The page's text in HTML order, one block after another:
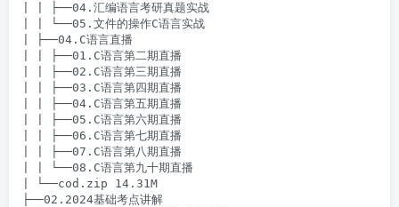
| | ├──04.汇编语言考研真题实战
| | └──05.文件的操作C语言实战
| ├──04.C语言直播
| | ├──01.C语言第二期直播
| | ├──02.C语言第三期直播
| | ├──03.C语言第四期直播
| | ├──04.C语言第五期直播
| | ├──05.C语言第六期直播
| | ├──06.C语言第七期直播
| | ├──07.C语言第八期直播
| | └──08.C语言第九十期直播
| └──cod.zip 14.31M
├──02.2024基础考点讲解